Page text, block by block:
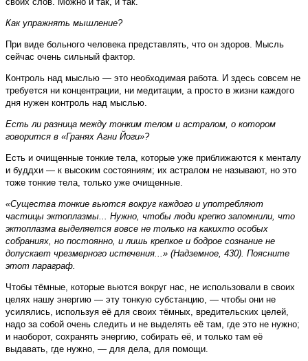
Как упражнять мышление?
При виде больного человека представлять, что он здоров. Мысль
сейчас очень сильный фактор.
Контроль над мыслью — это необходимая работа. И здесь совсем не
требуется ни концентрации, ни медитации, а просто в жизни каждого
дня нужен контроль над мыслью.
Есть ли разница между тонким телом и астралом, о котором
говорится в «Гранях Агни Йоги»?
Есть и очищенные тонкие тела, которые уже приближаются к менталу
и буддхи — к высоким состояниям; их астралом не называют, но это
тоже тонкие тела, только уже очищенные.
«Существа тонкие вьются вокруг каждого и употребляют
частицы эктоплазмы... Нужно, чтобы люди крепко запомнили, что
эктоплазма выделяется вовсе не только на каких­то особых
собраниях, но постоянно, и лишь крепкое и бодрое сознание не
допускает чрезмерного истечения...» (Надземное, 430). Поясните
этот параграф.
Чтобы тёмные, которые вьются вокруг нас, не использовали в своих
целях нашу энергию — эту тонкую субстанцию, — чтобы они не
усилялись, используя её для своих тёмных, вредительских целей,
надо за собой очень следить и не выделять её там, где это не нужно;
и наоборот, сохранять энергию, собирать её, и только там её
выдавать, где нужно, — для дела, для помощи.